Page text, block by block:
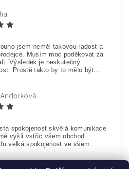
jsem neměl takovou radost a
Musím moc poděkovat za
Výsledek je neskutečný.
Prostě takto by to mělo být....
spokojenost skvělá komunikace
vyšli vstříc všem obchod
velká spokojenost ve všem.